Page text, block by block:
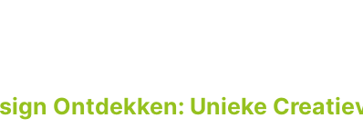
Ontdekken: Unieke